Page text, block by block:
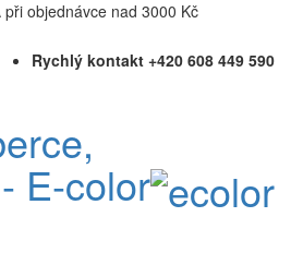
při objednávce nad 3000 Kč
Rychlý kontakt +420 608 449 590
E-color